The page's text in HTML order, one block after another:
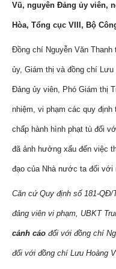
Vũ, nguyên Đảng ủy viên,
Hòa, Tổng cục VIII, Bộ
Đồng chí Nguyễn Văn
ủy, Giám thị và đồng chí
Đảng ủy viên, Phó Giám thị
nhiệm, vi phạm các quy
chấp hành hình phạt tù đối
đã ảnh hưởng xấu đến việc
đạo của Nhà nước ta đối với
Căn cứ Quy định số 181-
đảng viên vi phạm, UBKT
cảnh cáo đối với đồng chí
đối với đồng chí Lưu Hoàng